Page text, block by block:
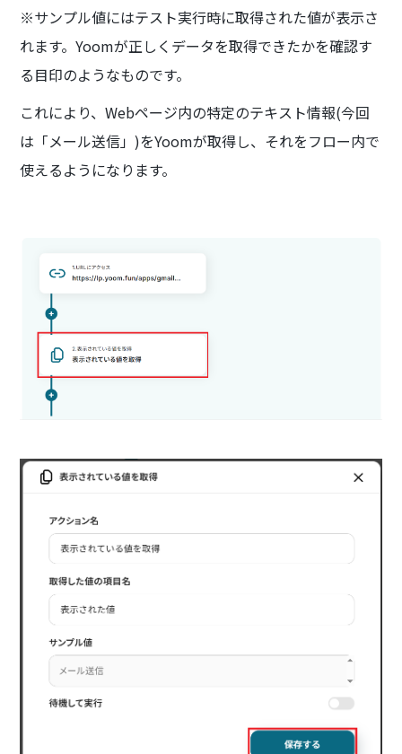
※サンプル値にはテスト実行時に取得された値が表示さ
れます。Yoomが正しくデータを取得できたかを確認す
る目印のようなものです。
これにより、Webページ内の特定のテキスト情報(今回
は「メール送信」)をYoomが取得し、それをフロー内で
使えるようになります。